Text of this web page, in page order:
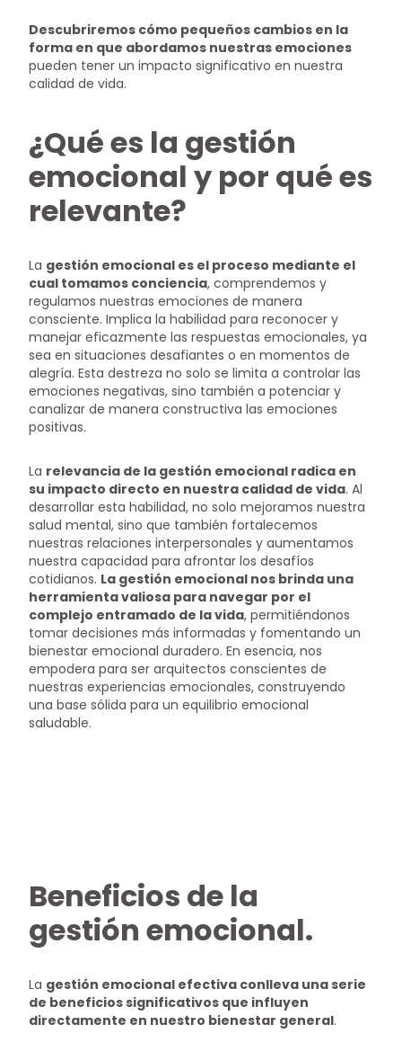
Descubriremos cómo pequeños cambios en la
forma en que abordamos nuestras emociones
pueden tener un impacto significativo en nuestra
calidad de vida.
¿Qué es la gestión
emocional y por qué es
relevante?
La gestión emocional es el proceso mediante el
cual tomamos conciencia, comprendemos y
regulamos nuestras emociones de manera
consciente. Implica la habilidad para reconocer y
manejar eficazmente las respuestas emocionales, ya
sea en situaciones desafiantes o en momentos de
alegría. Esta destreza no solo se limita a controlar las
emociones negativas, sino también a potenciar y
canalizar de manera constructiva las emociones
positivas.
La relevancia de la gestión emocional radica en
su impacto directo en nuestra calidad de vida. Al
desarrollar esta habilidad, no solo mejoramos nuestra
salud mental, sino que también fortalecemos
nuestras relaciones interpersonales y aumentamos
nuestra capacidad para afrontar los desafíos
cotidianos. La gestión emocional nos brinda una
herramienta valiosa para navegar por el
complejo entramado de la vida, permitiéndonos
tomar decisiones más informadas y fomentando un
bienestar emocional duradero. En esencia, nos
empodera para ser arquitectos conscientes de
nuestras experiencias emocionales, construyendo
una base sólida para un equilibrio emocional
saludable.
Beneficios de la
gestión emocional.
La gestión emocional efectiva conlleva una serie
de beneficios significativos que influyen
directamente en nuestro bienestar general.